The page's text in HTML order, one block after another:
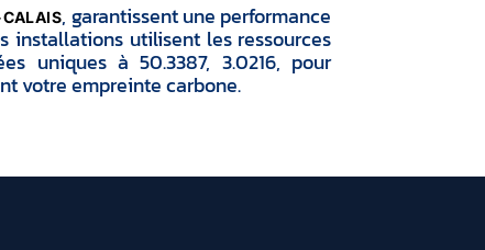
, garantissent une performance
installations utilisent les ressources
uniques à 50.3387, 3.0216, pour
votre empreinte carbone.